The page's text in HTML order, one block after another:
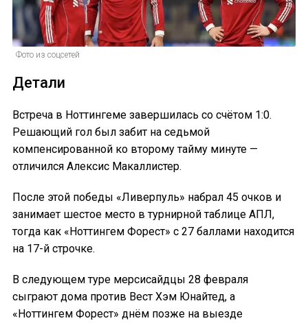
Фото из соцсетей
Детали
Встреча в Ноттингеме завершилась со счётом 1:0.
Решающий гол был забит на седьмой
компенсированной ко второму тайму минуте —
отличился Алексис Макаллистер.
После этой победы «Ливерпуль» набрал 45 очков и
занимает шестое место в турнирной таблице АПЛ,
тогда как «Ноттингем Форест» с 27 баллами находится
на 17-й строчке.
В следующем туре мерсисайдцы 28 февраля
сыграют дома против Вест Хэм Юнайтед, а
«Ноттингем Форест» днём позже на выезде